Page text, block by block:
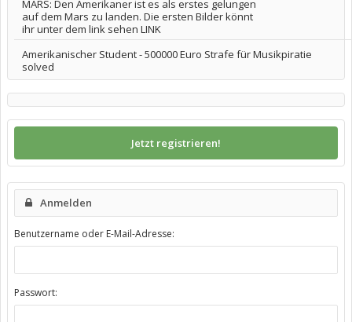
MARS: Den Amerikaner ist es als erstes gelungen
auf dem Mars zu landen. Die ersten Bilder könnt
ihr unter dem link sehen LINK
Amerikanischer Student - 500000 Euro Strafe für Musikpiratie
solved
Jetzt registrieren!
Anmelden
Benutzername oder E-Mail-Adresse:
Passwort: